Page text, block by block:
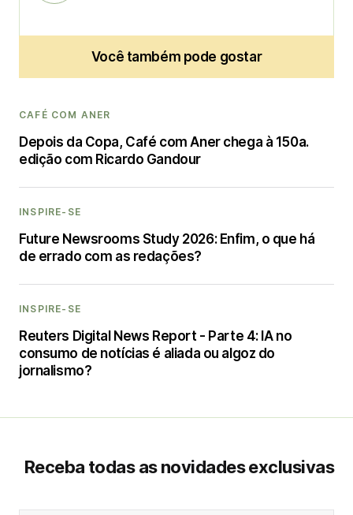
Você também pode gostar
CAFÉ COM ANER
Depois da Copa, Café com Aner chega à 150a.
edição com Ricardo Gandour
INSPIRE-SE
Future Newsrooms Study 2026: Enfim, o que há
de errado com as redações?
INSPIRE-SE
Reuters Digital News Report - Parte 4: IA no
consumo de notícias é aliada ou algoz do
jornalismo?
Receba todas as novidades exclusivas